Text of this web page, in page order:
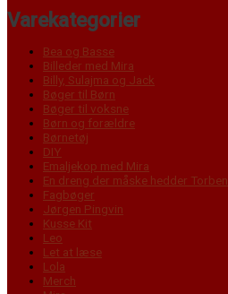
Varekategorier
Bea og Basse
Billeder med Mira
Billy, Sulajma og Jack
Bøger til Børn
Bøger til voksne
Børn og forældre
Børnetøj
DIY
Emaljekop med Mira
En dreng der måske hedder Torben
Fagbøger
Jørgen Pingvin
Kusse Kit
Leo
Let at læse
Lola
Merch